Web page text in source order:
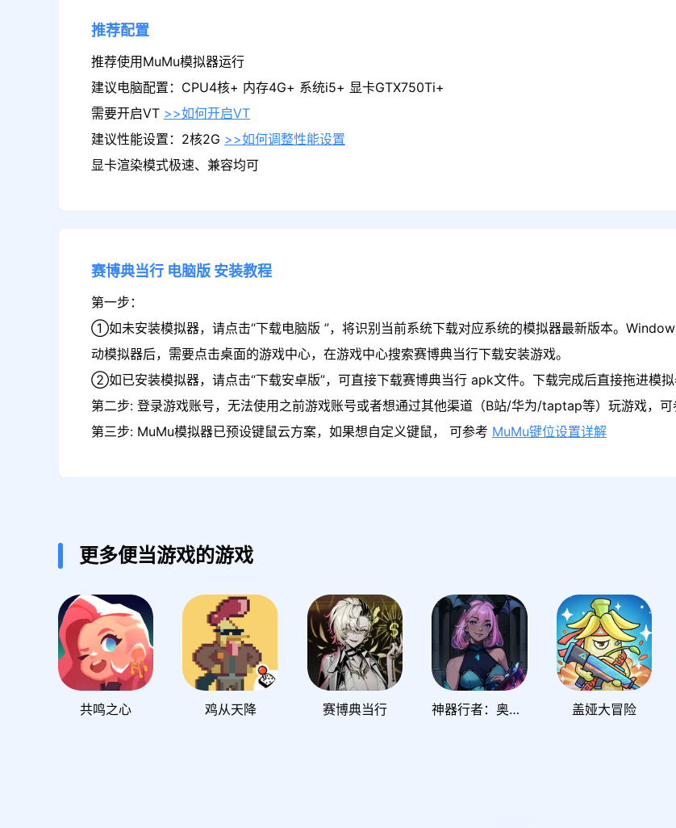
推荐配置
推荐使用MuMu模拟器运行
建议电脑配置：CPU4核+ 内存4G+ 系统i5+ 显卡GTX750Ti+
需要开启VT >>如何开启VT
建议性能设置：2核2G >>如何调整性能设置
显卡渲染模式极速、兼容均可
赛博典当行 电脑版 安装教程
第一步：
①如未安装模拟器，请点击“下载电脑版 ”，将识别当前系统下载对应系统的模拟器最新版本。
动模拟器后，需要点击桌面的游戏中心，在游戏中心搜索赛博典当行下载安装游戏。
②如已安装模拟器，请点击“下载安卓版”，可直接下载赛博典当行 apk文件。下载完成后直接拖进模拟
第二步: 登录游戏账号，无法使用之前游戏账号或者想通过其他渠道（B站/华为/taptap等）玩游戏，可
第三步: MuMu模拟器已预设键鼠云方案，如果想自定义键鼠， 可参考 MuMu键位设置详解
更多便当游戏的游戏
共鸣之心 鸡从天降 赛博典当行 神器行者：奥罗瑞恩传奇 盖娅大冒险